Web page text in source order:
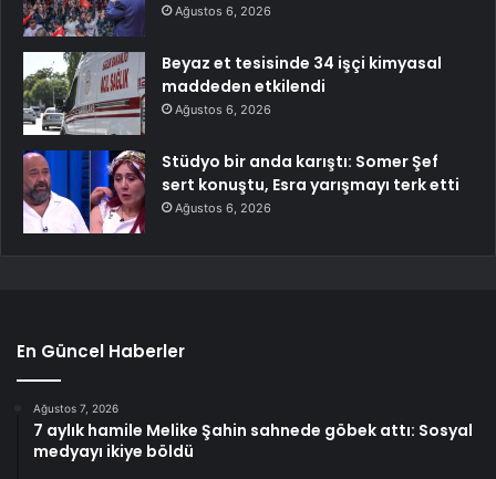
Ağustos 6, 2026
Beyaz et tesisinde 34 işçi kimyasal
maddeden etkilendi
Ağustos 6, 2026
Stüdyo bir anda karıştı: Somer Şef
sert konuştu, Esra yarışmayı terk etti
Ağustos 6, 2026
En Güncel Haberler
Ağustos 7, 2026
7 aylık hamile Melike Şahin sahnede göbek attı: Sosyal
medyayı ikiye böldü